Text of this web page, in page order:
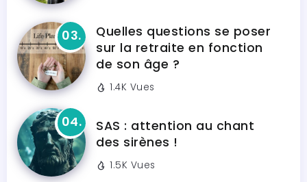
Quelles questions se poser
sur la retraite en fonction
de son âge ?
1.4K Vues
SAS : attention au chant
des sirènes !
1.5K Vues